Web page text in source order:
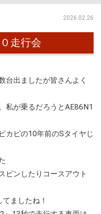
2026.02.26
走行会
台出ましたが皆さんよく
私が乗るだろうとAE86N1
カピの10年前のSタイヤじ
ピンしたりコースアウト
ましたね！